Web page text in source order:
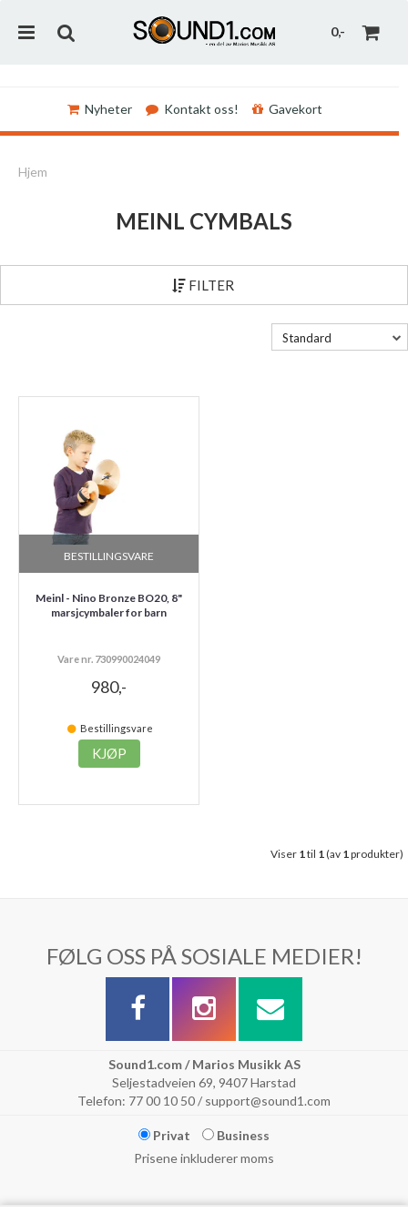
0,-
Nyheter Kontakt oss! Gavekort
Hjem
MEINL CYMBALS
FILTER
Standard
BESTILLINGSVARE
Meinl - Nino Bronze BO20, 8"
marsjcymbaler for barn
Vare nr. 730990024049
980,-
Bestillingsvare
KJØP
Viser 1til 1(av 1produkter)
FØLG OSS PÅ SOSIALE MEDIER!
Sound1.com / Marios Musikk AS
Seljestadveien 69, 9407 Harstad
Telefon: 77 00 10 50 / support@sound1.com
Privat
Business
Prisene inkluderer moms